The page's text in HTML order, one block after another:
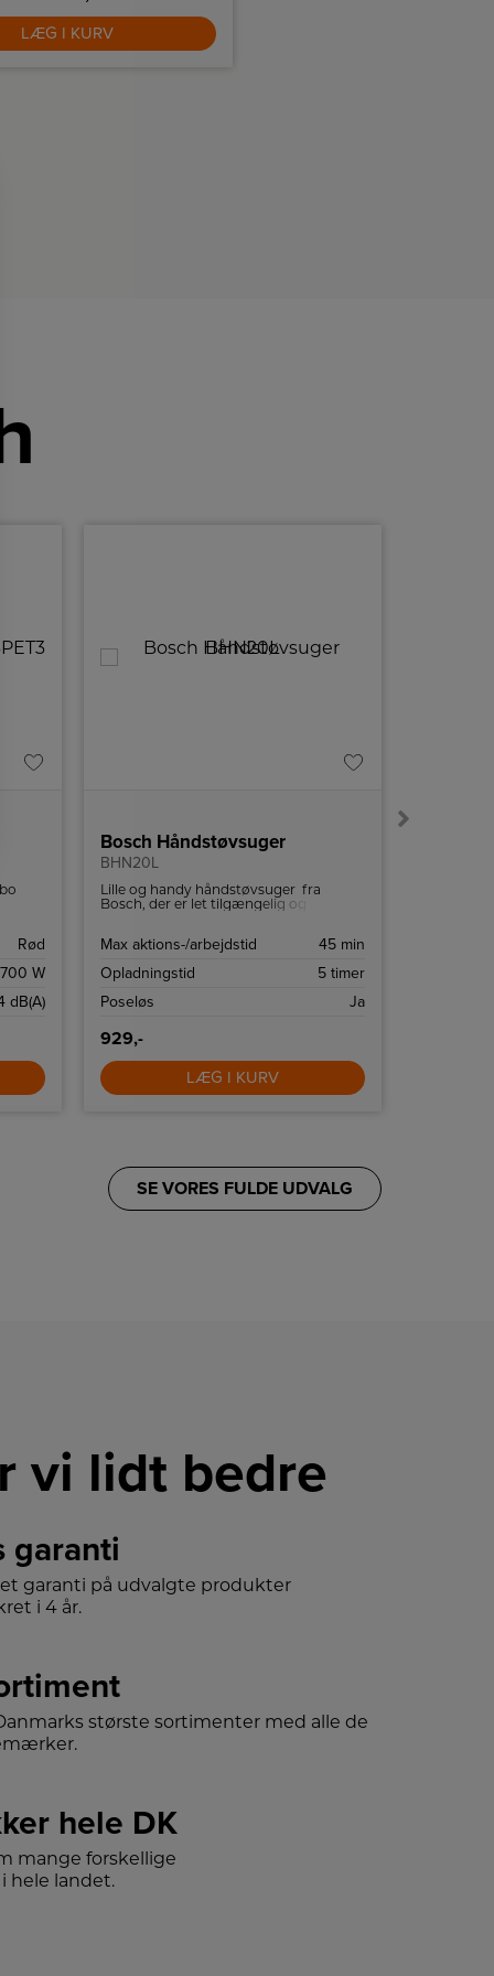
LÆG I KURV
Rød
700 W
dB(A)
Bosch Håndstøvsuger
BHN20L
Lille og handy håndstøvsuger fra
Bosch, der er let tilgængelig og alsidig.
Max aktions-/arbejdstid
45 min
Opladningstid
5 timer
Poseløs
Ja
929,-
LÆG I KURV
SE VORES FULDE UDVALG
vi lidt bedre
garanti
garanti på udvalgte produkter
i 4 år.
største sortimenter med alle de
hele DK
mange forskellige
hele landet.